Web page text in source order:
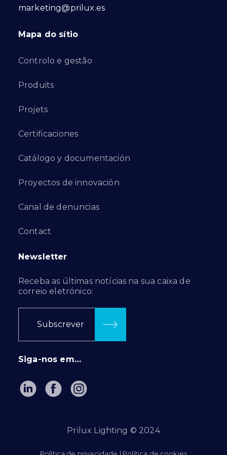
marketing@prilux.es
Mapa do sítio
Controlo e gestão
Produits
Projets
Certificaciones
Catálogo y documentación
Proyectos de innovación
Canal de denuncias
Contact
Newsletter
Receba as últimas notícias na sua caixa de
correio eletrónico:
Subscrever
Siga-nos em…
Prilux Lighting © 2024